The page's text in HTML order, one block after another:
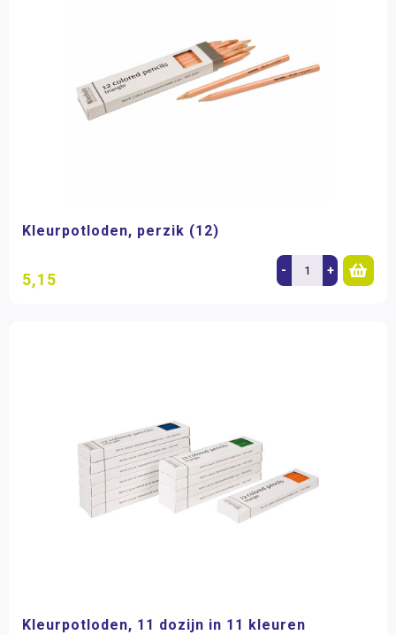
Kleurpotloden, perzik (12)
5,15 - +
Kleurpotloden, 11 dozijn in 11 kleuren